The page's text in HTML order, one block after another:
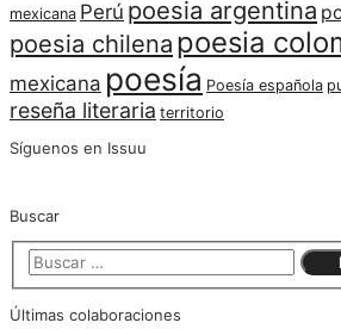
mexicana Perú poesia argentina
poesia chilena poesia
mexicana poesía Poesía española
reseña literaria territorio
Síguenos en Issuu
Buscar
Últimas colaboraciones